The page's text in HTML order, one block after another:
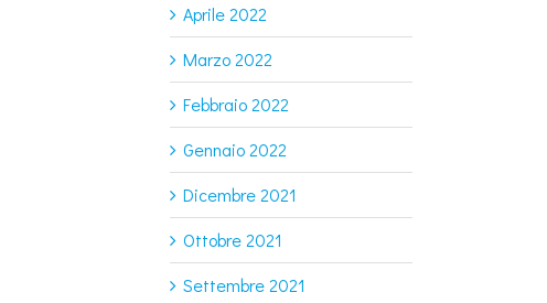
Aprile 2022
Marzo 2022
Febbraio 2022
Gennaio 2022
Dicembre 2021
Ottobre 2021
Settembre 2021